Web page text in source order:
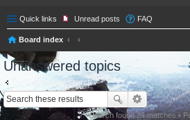
Quick links Unread posts FAQ
Board index
Unanswered topics
Go to advanced search
Search found 24 matches •